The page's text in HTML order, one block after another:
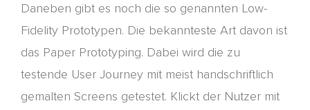
Daneben gibt es noch die so genannten Low-
Fidelity Prototypen. Die bekannteste Art davon ist
das Paper Prototyping. Dabei wird die zu
testende User Journey mit meist handschriftlich
gemalten Screens getestet. Klickt der Nutzer mit